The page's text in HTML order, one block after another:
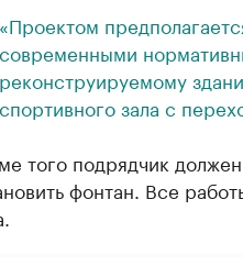
«Проектом
современными
реконструируемому
спортивного зала с
того подрядчик
фонтан. Все